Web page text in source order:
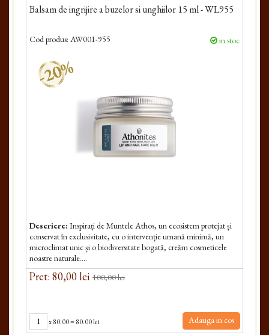
Balsam de ingrijire a buzelor si unghiilor 15 ml - WL955
Cod produs: AW001-955 in stoc
-20%
Descriere: Inspirați de Muntele Athos, un ecosistem protejat și
conservat în exclusivitate, cu o intervenție umană minimă, un
microclimat unic și o biodiversitate bogată, creăm cosmeticele
noastre naturale....
Pret: 80,00 lei 100,00 lei
x80.00= 80.00 lei Adauga in cos